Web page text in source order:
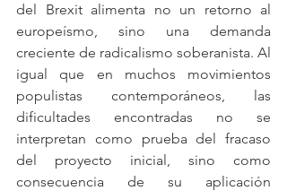
del Brexit alimenta no un retorno al
europeísmo, sino una demanda
creciente de radicalismo soberanista. Al
igual que en muchos movimientos
populistas contemporáneos, las
dificultades encontradas no se
interpretan como prueba del fracaso
del proyecto inicial, sino como
consecuencia de su aplicación